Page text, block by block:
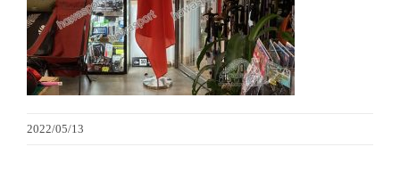
旗座/旗桿
旗幟
2022/05/13